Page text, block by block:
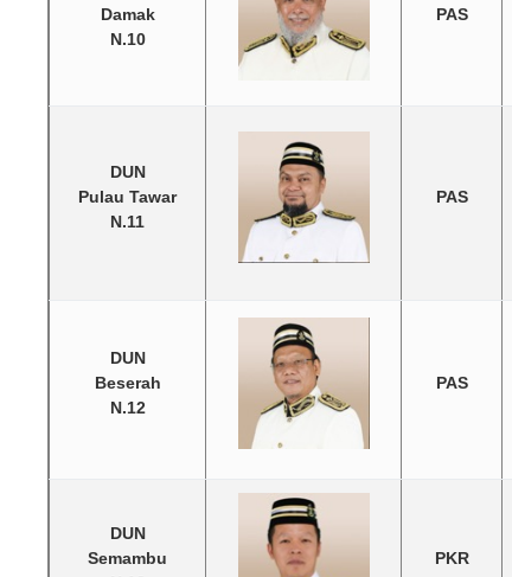
Damak
N.10
PAS
DUN
Pulau Tawar
N.11
PAS
DUN
Beserah
N.12
PAS
DUN
Semambu
PKR